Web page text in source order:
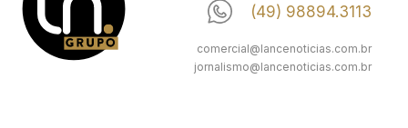
(49) 98894.3113
comercial@lancenoticias.com.br
jornalismo@lancenoticias.com.br